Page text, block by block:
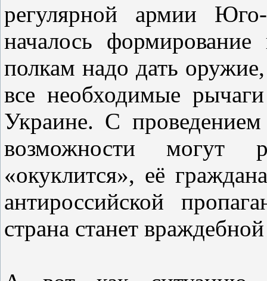
регулярной армии
началось
полкам надо дать
все необходимые
Украине. С
возможности могут
«окуклится», её
антироссийской
страна станет